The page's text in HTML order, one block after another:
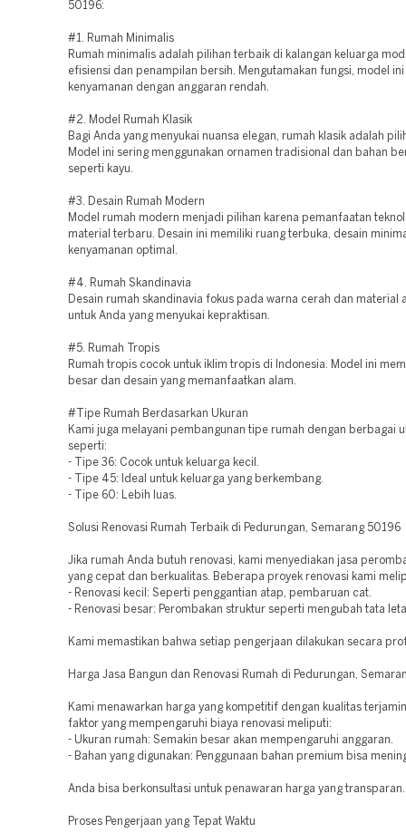
50196:
#1. Rumah Minimalis
Rumah minimalis adalah pilihan terbaik di kalangan keluarga
efisiensi dan penampilan bersih. Mengutamakan fungsi, model
kenyamanan dengan anggaran rendah.
#2. Model Rumah Klasik
Bagi Anda yang menyukai nuansa elegan, rumah klasik adalah
Model ini sering menggunakan ornamen tradisional dan bahan
seperti kayu.
#3. Desain Rumah Modern
Model rumah modern menjadi pilihan karena pemanfaatan
material terbaru. Desain ini memiliki ruang terbuka, desain
kenyamanan optimal.
#4. Rumah Skandinavia
Desain rumah skandinavia fokus pada warna cerah dan material
untuk Anda yang menyukai kepraktisan.
#5. Rumah Tropis
Rumah tropis cocok untuk iklim tropis di Indonesia. Model ini
besar dan desain yang memanfaatkan alam.
#Tipe Rumah Berdasarkan Ukuran
Kami juga melayani pembangunan tipe rumah dengan berbagai
seperti:
- Tipe 36: Cocok untuk keluarga kecil.
- Tipe 45: Ideal untuk keluarga yang berkembang.
- Tipe 60: Lebih luas.
Solusi Renovasi Rumah Terbaik di Pedurungan, Semarang 50196
Jika rumah Anda butuh renovasi, kami menyediakan jasa
yang cepat dan berkualitas. Beberapa proyek renovasi kami
- Renovasi kecil: Seperti penggantian atap, pembaruan cat.
- Renovasi besar: Perombakan struktur seperti mengubah tata
Kami memastikan bahwa setiap pengerjaan dilakukan secara
Harga Jasa Bangun dan Renovasi Rumah di Pedurungan,
Kami menawarkan harga yang kompetitif dengan kualitas
faktor yang mempengaruhi biaya renovasi meliputi:
- Ukuran rumah: Semakin besar akan mempengaruhi anggaran.
- Bahan yang digunakan: Penggunaan bahan premium bisa
Anda bisa berkonsultasi untuk penawaran harga yang transparan.
Proses Pengerjaan yang Tepat Waktu